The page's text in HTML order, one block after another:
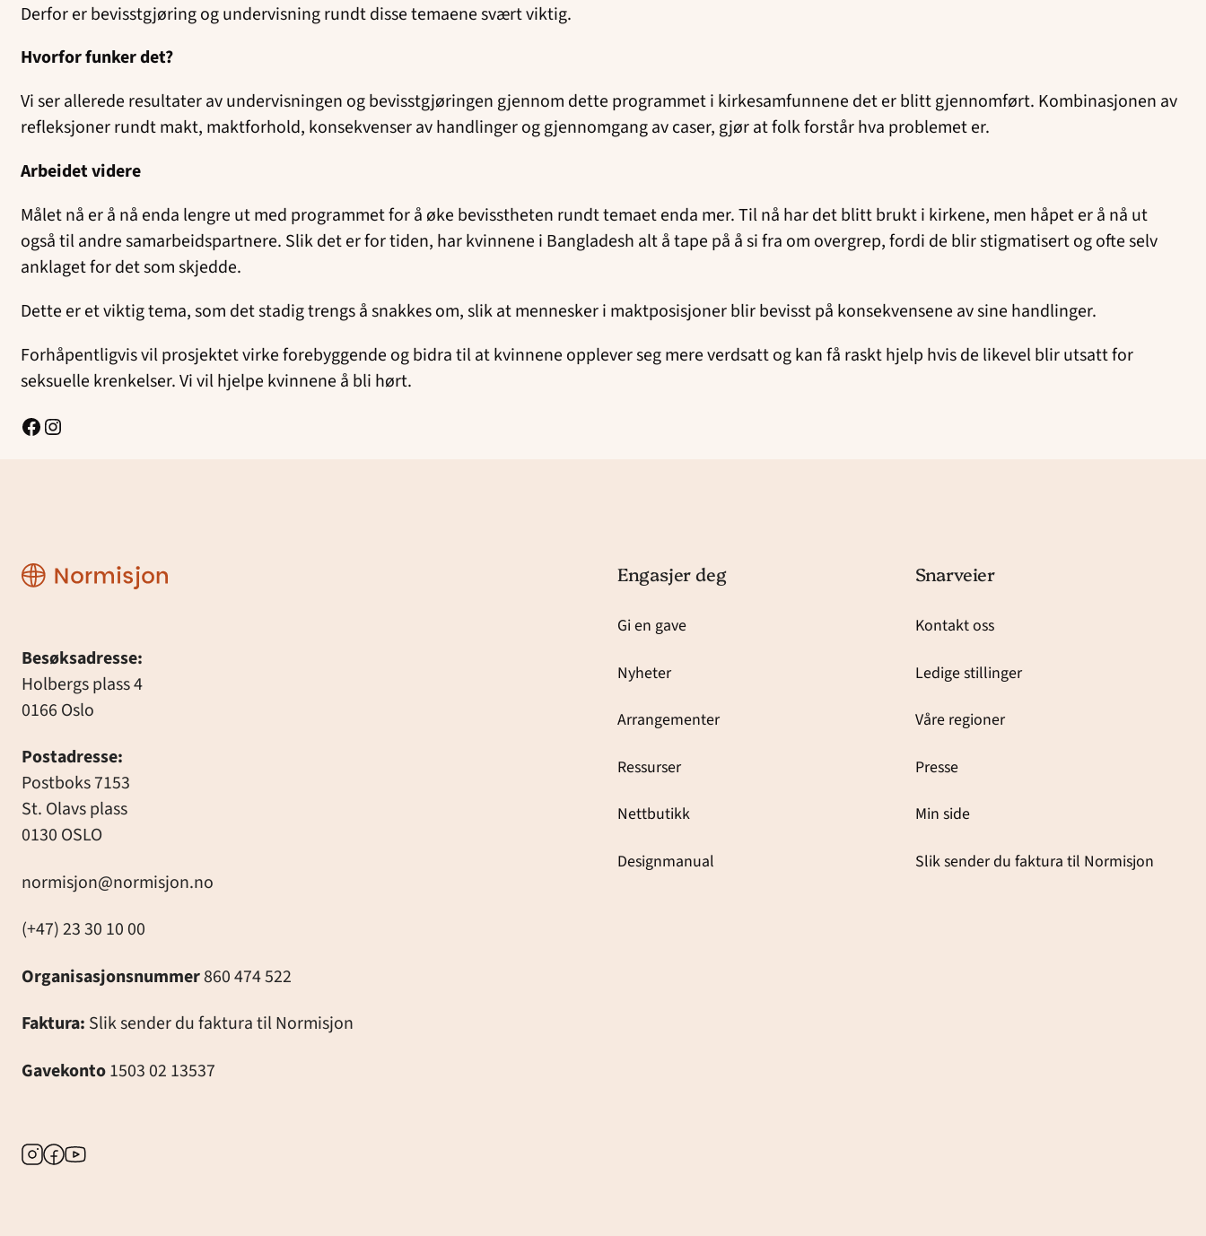
Derfor er bevisstgjøring og undervisning rundt disse temaene svært viktig.
Hvorfor funker det?
Vi ser allerede resultater av undervisningen og bevisstgjøringen gjennom dette programmet i kirkesamfunnene det er blitt gjennomført. Kombinasjonen av
refleksjoner rundt makt, maktforhold, konsekvenser av handlinger og gjennomgang av caser, gjør at folk forstår hva problemet er.
Arbeidet videre
Målet nå er å nå enda lengre ut med programmet for å øke bevisstheten rundt temaet enda mer. Til nå har det blitt brukt i kirkene, men håpet er å nå ut
også til andre samarbeidspartnere. Slik det er for tiden, har kvinnene i Bangladesh alt å tape på å si fra om overgrep, fordi de blir stigmatisert og ofte selv
anklaget for det som skjedde.
Dette er et viktig tema, som det stadig trengs å snakkes om, slik at mennesker i maktposisjoner blir bevisst på konsekvensene av sine handlinger.
Forhåpentligvis vil prosjektet virke forebyggende og bidra til at kvinnene opplever seg mere verdsatt og kan få raskt hjelp hvis de likevel blir utsatt for
seksuelle krenkelser. Vi vil hjelpe kvinnene å bli hørt.
Facebook
Instagram
Normisjon
Besøksadresse:
Holbergs plass 4
0166 Oslo
Postadresse:
Postboks 7153
St. Olavs plass
0130 OSLO
normisjon@normisjon.no
(+47) 23 30 10 00
Organisasjonsnummer860 474 522
Faktura: Slik sender du faktura til Normisjon
Gavekonto1503 02 13537
Instagram
Facebook
Youtube
Engasjer deg
Gi en gave
Nyheter
Arrangementer
Ressurser
Nettbutikk
Designmanual
Snarveier
Kontakt oss
Ledige stillinger
Våre regioner
Presse
Min side
Slik sender du faktura til Normisjon